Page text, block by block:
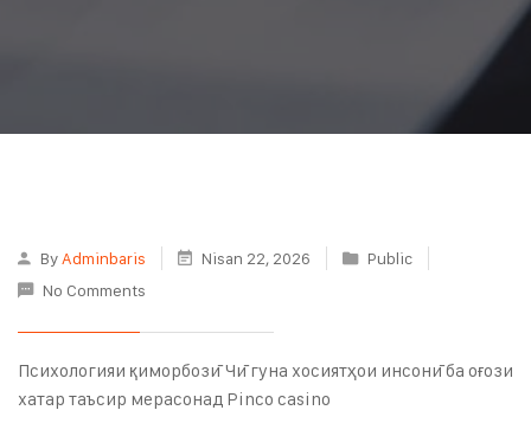
By Adminbaris Nisan 22, 2026
Public
No Comments
Психологияи қиморбозӣ Чӣ гуна хосиятҳои инсонӣ ба оғози
хатар таъсир мерасонад Pinco casino